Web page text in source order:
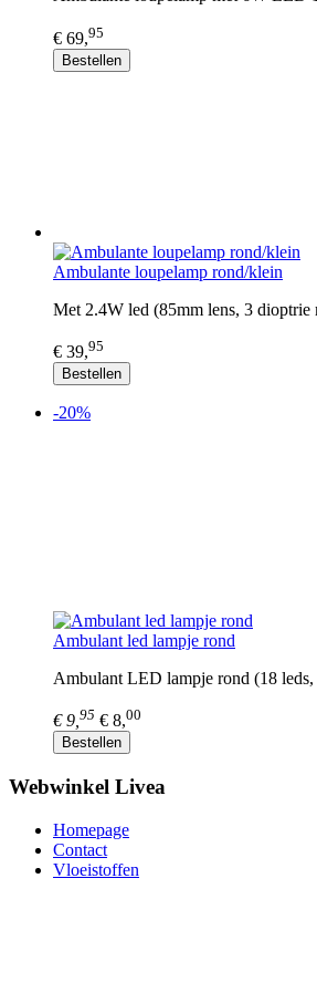
€ 69,95
Bestellen
Ambulante loupelamp rond/klein
Met 2.4W led (85mm lens, 3 dioptrie
€ 39,95
Bestellen
-20%
Ambulant led lampje rond
Ambulant LED lampje rond (18
€ 9, 95 € 8,00
Bestellen
Webwinkel Livea
Homepage
Contact
Vloeistoffen